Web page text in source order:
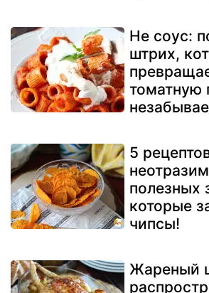
Не соус:
штрих,
томатную
5
полезных
которые
чипсы!
Жареный